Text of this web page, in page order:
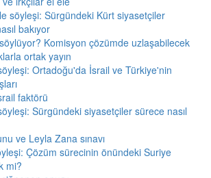
ile söyleşi: Sürgündeki Kürt siyasetçiler
bakıyor
Komisyon çözümde uzlaşabilecek
ortak yayın
Ortadoğu'da İsrail ve Türkiye'nin
faktörü
Sürgündeki siyasetçiler sürece nasıl
ve Leyla Zana sınavı
Çözüm sürecinin önündeki Suriye
mi?